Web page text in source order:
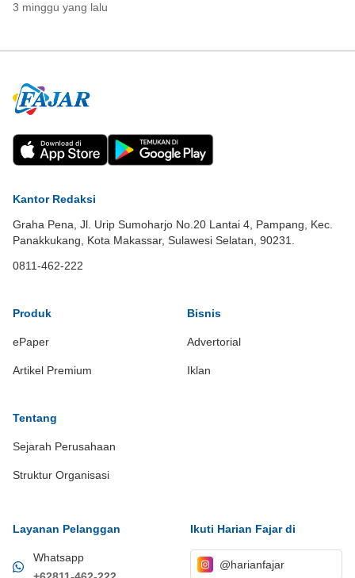
3 minggu yang lalu
Kantor Redaksi
Graha Pena, Jl. Urip Sumoharjo No.20 Lantai 4, Pampang, Kec.
Panakkukang, Kota Makassar, Sulawesi Selatan, 90231.
0811-462-222
Produk
ePaper
Artikel Premium
Bisnis
Advertorial
Iklan
Tentang
Sejarah Perusahaan
Struktur Organisasi
Layanan Pelanggan
Whatsapp
Ikuti Harian Fajar di
@harianfajar